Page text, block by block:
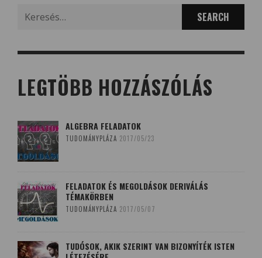
LEGTÖBB HOZZÁSZÓLÁS
ALGEBRA FELADATOK
TUDOMÁNYPLÁZA 2017/05/23
FELADATOK ÉS MEGOLDÁSOK DERIVÁLÁS
TÉMAKÖRBEN
TUDOMÁNYPLÁZA 2017/05/07
TUDÓSOK, AKIK SZERINT VAN BIZONYÍTÉK ISTEN